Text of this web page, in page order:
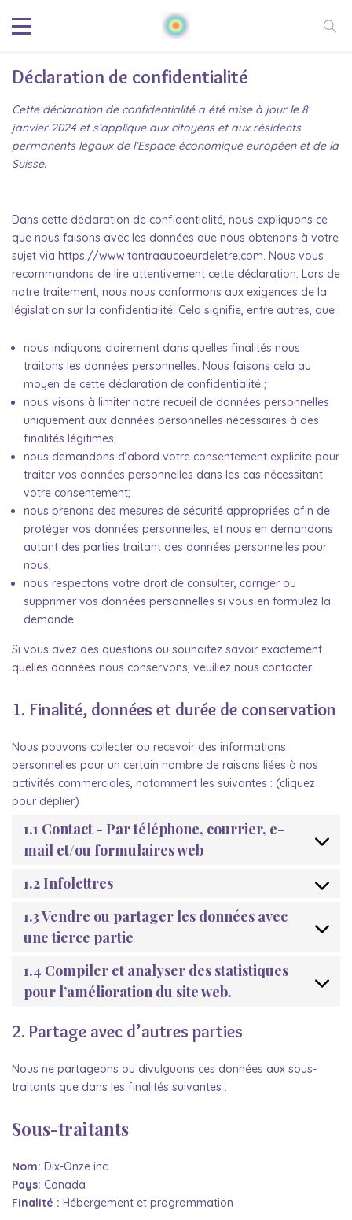
Déclaration de confidentialité
Cette déclaration de confidentialité a été mise à jour le 8
janvier 2024 et s’applique aux citoyens et aux résidents
permanents légaux de l’Espace économique européen et de la
Suisse.
Dans cette déclaration de confidentialité, nous expliquons ce
que nous faisons avec les données que nous obtenons à votre
sujet via https://www.tantraaucoeurdeletre.com. Nous vous
recommandons de lire attentivement cette déclaration. Lors de
notre traitement, nous nous conformons aux exigences de la
législation sur la confidentialité. Cela signifie, entre autres, que :
nous indiquons clairement dans quelles finalités nous
traitons les données personnelles. Nous faisons cela au
moyen de cette déclaration de confidentialité ;
nous visons à limiter notre recueil de données personnelles
uniquement aux données personnelles nécessaires à des
finalités légitimes;
nous demandons d’abord votre consentement explicite pour
traiter vos données personnelles dans les cas nécessitant
votre consentement;
nous prenons des mesures de sécurité appropriées afin de
protéger vos données personnelles, et nous en demandons
autant des parties traitant des données personnelles pour
nous;
nous respectons votre droit de consulter, corriger ou
supprimer vos données personnelles si vous en formulez la
demande.
Si vous avez des questions ou souhaitez savoir exactement
quelles données nous conservons, veuillez nous contacter.
1. Finalité, données et durée de conservation
Nous pouvons collecter ou recevoir des informations
personnelles pour un certain nombre de raisons liées à nos
activités commerciales, notamment les suivantes : (cliquez
pour déplier)
1.1 Contact - Par téléphone, courrier, e-
mail et/ou formulaires web
1.2 Infolettres
1.3 Vendre ou partager les données avec
une tierce partie
1.4 Compiler et analyser des statistiques
pour l’amélioration du site web.
2. Partage avec d’autres parties
Nous ne partageons ou divulguons ces données aux sous-
traitants que dans les finalités suivantes :
Sous-traitants
Nom: Dix-Onze inc.
Pays: Canada
Finalité : Hébergement et programmation